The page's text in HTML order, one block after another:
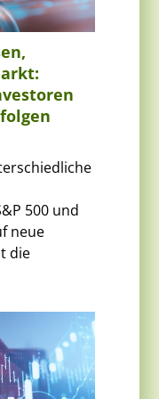
500 und
neue
die